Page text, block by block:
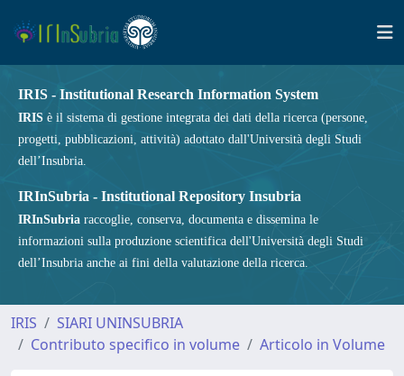
IRIS - Institutional Research Information System
IRIS è il sistema di gestione integrata dei dati della ricerca (persone,
progetti, pubblicazioni, attività) adottato dall'Università degli Studi
dell’Insubria.
IRInSubria - Institutional Repository Insubria
IRInSubria raccoglie, conserva, documenta e dissemina le
informazioni sulla produzione scientifica dell'Università degli Studi
dell’Insubria anche ai fini della valutazione della ricerca.
IRIS
SIARI UNINSUBRIA
Contributo specifico in volume
Articolo in Volume